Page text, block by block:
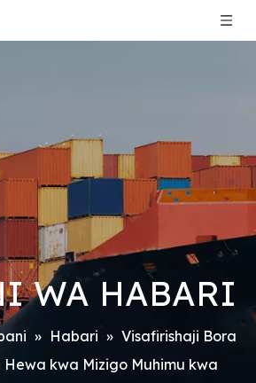
WA HABARI
» Habari » Visafirishaji Bora
Hewa kwa Mizigo Muhimu kwa